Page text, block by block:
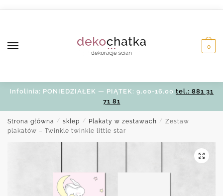
0
Infolinia: PONIEDZIAŁEK — PIĄTEK: 9.00-16.00 tel.: 881 31
71 81
Strona główna / sklep / Plakaty w zestawach / Zestaw
plakatów – Twinkle twinkle little star